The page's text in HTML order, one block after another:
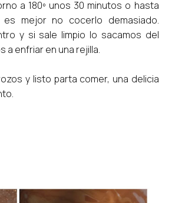
a 180º unos 30 minutos o hasta
mejor no cocerlo demasiado.
y si sale limpio lo sacamos del
a enfriar en una rejilla.
y listo parta comer, una delicia